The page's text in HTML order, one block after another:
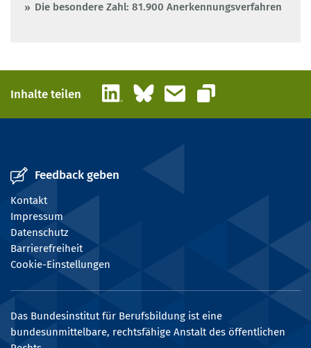
Die besondere Zahl: 81.900 Anerkennungsverfahren
Inhalte teilen LinkedInBlueskyE-Mail
Link kopieren
Feedback geben
Kontakt
Impressum
Datenschutz
Barrierefreiheit
Cookie-Einstellungen
Das Bundesinstitut für Berufsbildung ist eine
bundesunmittelbare, rechtsfähige Anstalt des öffentlichen